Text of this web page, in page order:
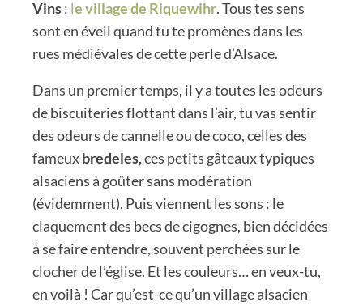
Vins: le village de Riquewihr. Tous tes sens
sont en éveil quand tu te promènes dans les
rues médiévales de cette perle d’Alsace.
Dans un premier temps, il y a toutes les odeurs
de biscuiteries flottant dans l’air, tu vas sentir
des odeurs de cannelle ou de coco, celles des
fameuxbredeles,ces petits gâteaux typiques
alsaciens à goûter sans modération
(évidemment). Puis viennent les sons : le
claquement des becs de cigognes, bien décidées
à se faire entendre, souvent perchées sur le
clocher de l’église. Et les couleurs… en veux-tu,
en voilà ! Car qu’est-ce qu’un village alsacien